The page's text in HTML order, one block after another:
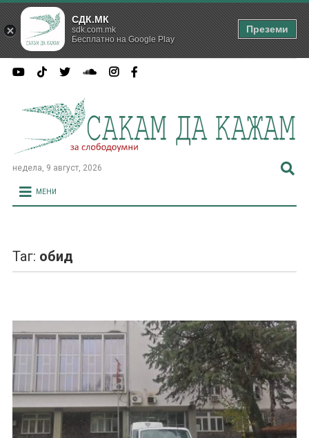
недела, 9 август, 2026
МЕНИ
Таг: обид
СДК.МК
sdk.com.mk
Бесплатно на Google Play
Преземи